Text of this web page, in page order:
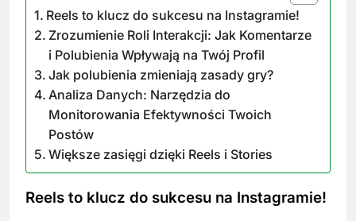
Reels to klucz do sukcesu na Instagramie!
Zrozumienie Roli Interakcji: Jak Komentarze
i Polubienia Wpływają na Twój Profil
Jak polubienia zmieniają zasady gry?
Analiza Danych: Narzędzia do
Monitorowania Efektywności Twoich
Postów
Większe zasięgi dzięki Reels i Stories
Reels to klucz do sukcesu na Instagramie!